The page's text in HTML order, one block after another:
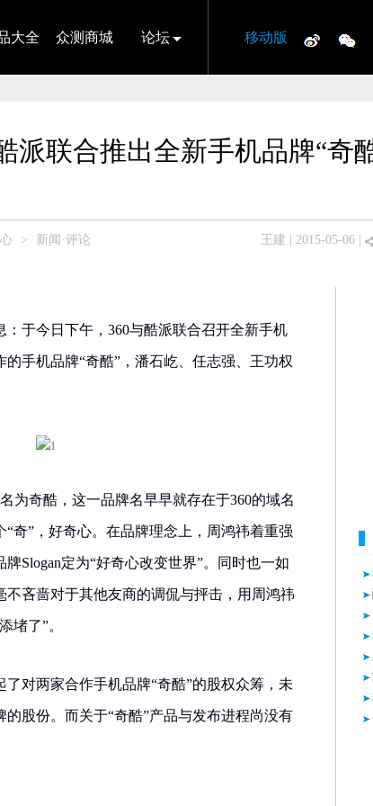
大全 众测商城 论坛 移动版
派联合推出全新手机品牌“奇
> 新闻·评论 王建 | 2015-05-06 |
：于今日下午，360与酷派联合召开全新手机
手机品牌“奇酷”，潘石屹、任志强、王功权
为奇酷，这一品牌名早早就存在于360的域名
奇”，好奇心。在品牌理念上，周鸿祎着重强
Slogan定为“好奇心改变世界”。同时也一如
不吝啬对于其他友商的调侃与抨击，用周鸿祎
堵了”。
对两家合作手机品牌“奇酷”的股权众筹，未
股份。而关于“奇酷”产品与发布进程尚没有